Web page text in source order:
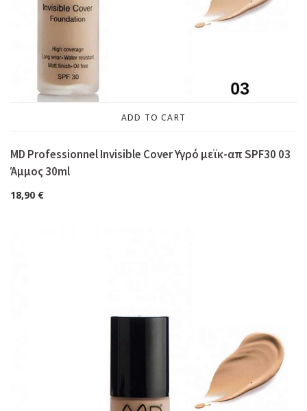
ADD TO CART
MD Professionnel Invisible Cover Υγρό μεϊκ-απ SPF30 03
Άμμος 30ml
18,90 €